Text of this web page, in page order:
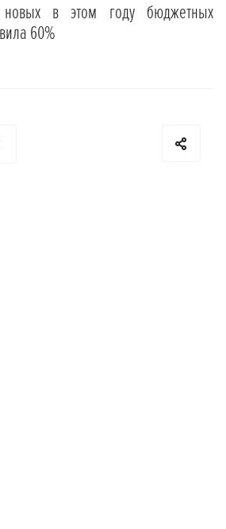
в этом году бюджетных
60%